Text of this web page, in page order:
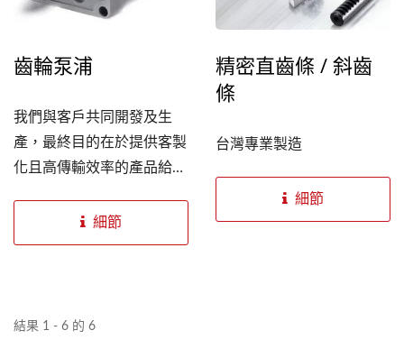
齒輪泵浦
我們與客戶共同開發及生
產，最終目的在於提供客製
化且高傳輸效率的產品給我
旋齒輪減速機、行星式減速
機及擺線型減速機。
細節
精密直齒條 / 斜齒
條
台灣專業製造
細節
結果 1 - 6 的 6